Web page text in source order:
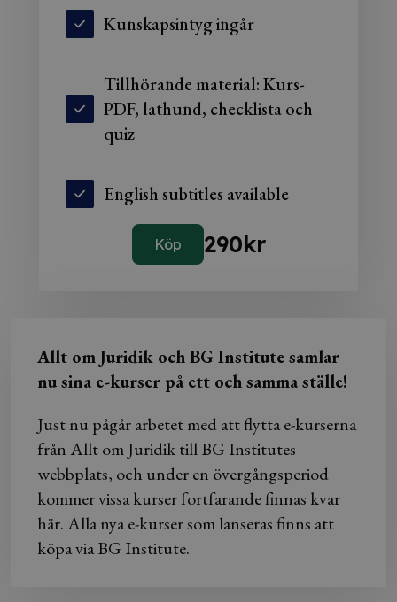
Kunskapsintyg ingår
Tillhörande material: Kurs-
PDF, lathund, checklista och
quiz
English subtitles available
Köp 290kr
Allt om Juridik och BG Institute samlar
nu sina e-kurser på ett och samma ställe!
Just nu pågår arbetet med att flytta e-kurserna
från Allt om Juridik till BG Institutes
webbplats, och under en övergångsperiod
kommer vissa kurser fortfarande finnas kvar
här. Alla nya e-kurser som lanseras finns att
köpa via BG Institute.